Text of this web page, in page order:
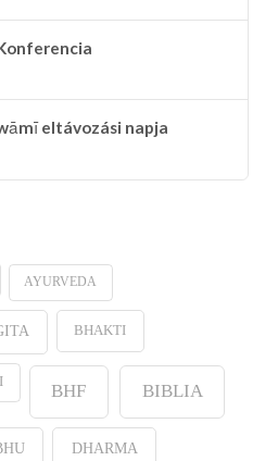
eltávozási napja
AYURVEDA
BHAKTI
BHF BIBLIA
DHARMA